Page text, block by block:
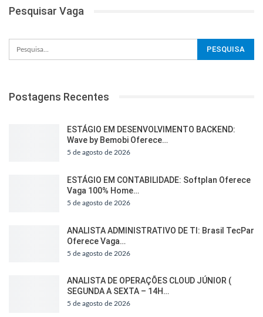
Pesquisar Vaga
Postagens Recentes
ESTÁGIO EM DESENVOLVIMENTO BACKEND:
Wave by Bemobi Oferece…
5 de agosto de 2026
ESTÁGIO EM CONTABILIDADE: Softplan Oferece
Vaga 100% Home…
5 de agosto de 2026
ANALISTA ADMINISTRATIVO DE TI: Brasil TecPar
Oferece Vaga…
5 de agosto de 2026
ANALISTA DE OPERAÇÕES CLOUD JÚNIOR (
SEGUNDA A SEXTA – 14H…
5 de agosto de 2026